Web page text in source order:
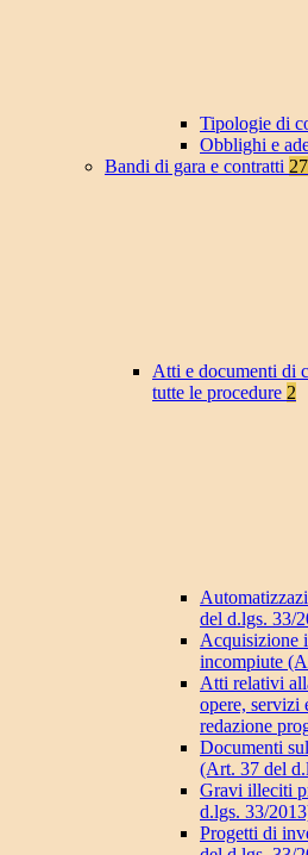
Tipologie di
Obblighi e
Bandi di gara e contratti
Atti e documenti di
tutte le procedure 2
del d.lgs. 33/
Acquisizione
incompiute
Atti relativi
opere, servizi
redazione
Documenti
(Art. 37 del
Gravi illeciti
d.lgs. 33/
Progetti di